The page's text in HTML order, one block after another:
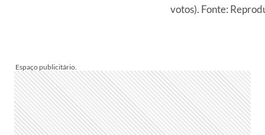
votos). Fonte: